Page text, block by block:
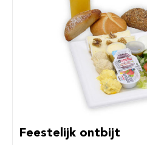
Feestelijk ontbijt